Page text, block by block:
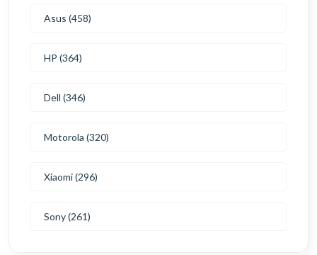
Asus (458)
HP (364)
Dell (346)
Motorola (320)
Xiaomi (296)
Sony (261)